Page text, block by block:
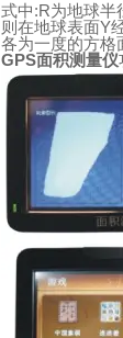
式中:R为地球半
则 在地球表面Y
各为一度的方格
GPS面积测量仪